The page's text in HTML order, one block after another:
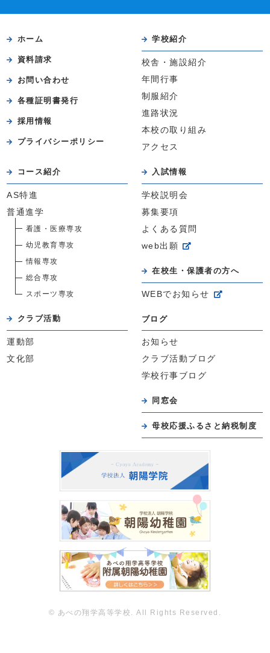
ホーム
資料請求
お問い合わせ
各種証明書発行
採用情報
プライバシーポリシー
学校紹介
校舎・施設紹介
年間行事
制服紹介
進路状況
本校の取り組み
アクセス
コース紹介
AS特進
普通進学
看護・医療専攻
幼児教育専攻
情報専攻
総合専攻
スポーツ専攻
クラブ活動
運動部
文化部
入試情報
学校説明会
募集要項
よくある質問
web出願
在校生・保護者の方へ
WEBでお知らせ
ブログ
お知らせ
クラブ活動ブログ
学校行事ブログ
同窓会
母校応援ふるさと納税制度
© あべの翔学高等学校. All Rights Reserved.